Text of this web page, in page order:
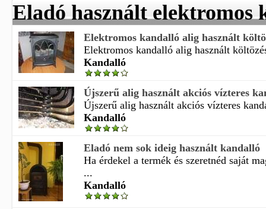
Eladó használt elektromos
Elektromos kandalló alig használt
Elektromos kandalló alig használt
Kandalló
Újszerű alig használt akciós vízteres
Újszerű alig használt akciós vízteres
Kandalló
Eladó nem sok ideig használt kandalló
Ha érdekel a termék és szeretnéd saját
...
Kandalló